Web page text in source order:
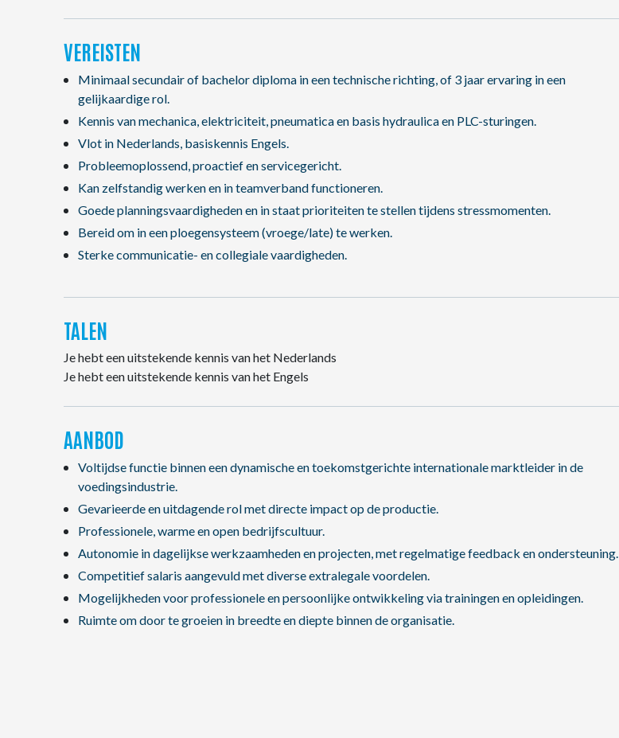
VEREISTEN
Minimaal secundair of bachelor diploma in een technische richting, of 3 jaar ervaring in een
gelijkaardige rol.
Kennis van mechanica, elektriciteit, pneumatica en basis hydraulica en PLC-sturingen.
Vlot in Nederlands, basiskennis Engels.
Probleemoplossend, proactief en servicegericht.
Kan zelfstandig werken en in teamverband functioneren.
Goede planningsvaardigheden en in staat prioriteiten te stellen tijdens stressmomenten.
Bereid om in een ploegensysteem (vroege/late) te werken.
Sterke communicatie- en collegiale vaardigheden.
TALEN
Je hebt een uitstekende kennis van het Nederlands
Je hebt een uitstekende kennis van het Engels
AANBOD
Voltijdse functie binnen een dynamische en toekomstgerichte internationale marktleider in de
voedingsindustrie.
Gevarieerde en uitdagende rol met directe impact op de productie.
Professionele, warme en open bedrijfscultuur.
Autonomie in dagelijkse werkzaamheden en projecten, met regelmatige feedback en ondersteuning.
Competitief salaris aangevuld met diverse extralegale voordelen.
Mogelijkheden voor professionele en persoonlijke ontwikkeling via trainingen en opleidingen.
Ruimte om door te groeien in breedte en diepte binnen de organisatie.